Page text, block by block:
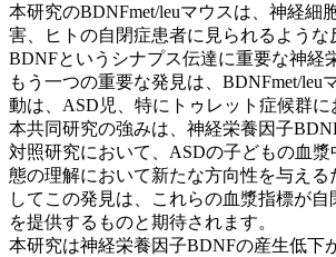
本研究のBDNFmet/leuマウスは、神経
害、ヒトの自閉症患者に見られるよう
BDNFというシナプス伝達に重要な神経
もう一つの重要な発見は、BDNFmet/
動は、ASD児、特にトゥレット症候群
本共同研究の強みは、神経栄養因子
対照研究において、ASDの子どもの血
態の理解において新たな方向性を与え
してこの発見は、これらの血漿指標が
を提供するものと期待されます。
本研究は神経栄養因子BDNFの産生低下